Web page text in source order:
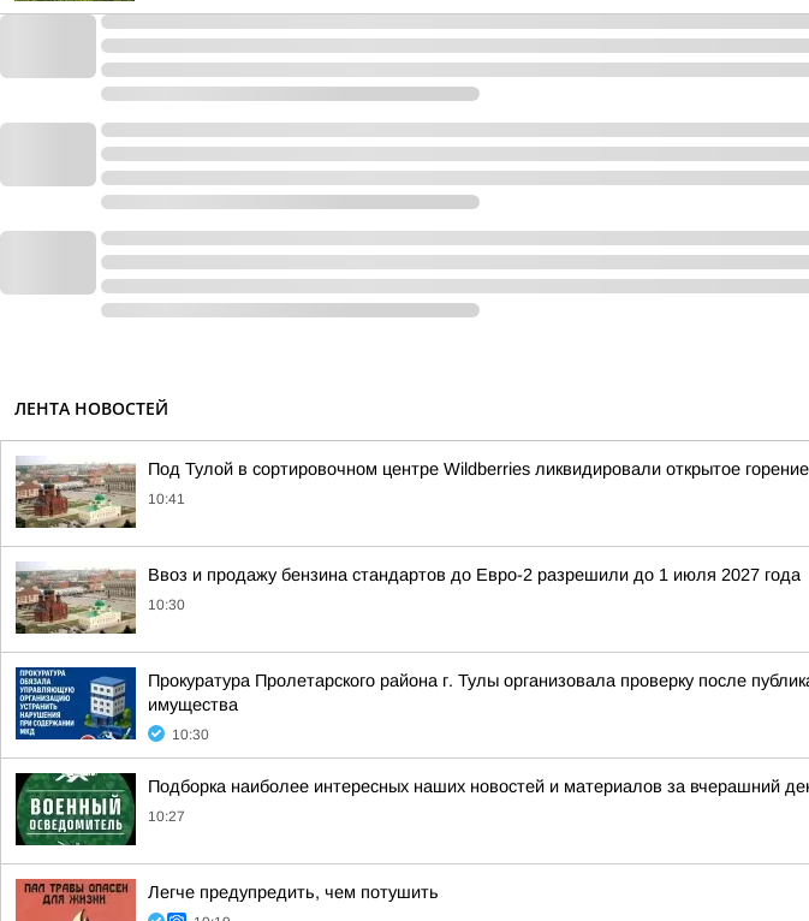
ЛЕНТА НОВОСТЕЙ
Под Тулой в сортировочном центре Wildberries ликвидировали открытое горение
10:41
Ввоз и продажу бензина стандартов до Евро-2 разрешили до 1 июля 2027 года
10:30
Прокуратура Пролетарского района г. Тулы организовала проверку после
имущества
10:30
Подборка наиболее интересных наших новостей и материалов за вчерашний
10:27
Легче предупредить, чем потушить